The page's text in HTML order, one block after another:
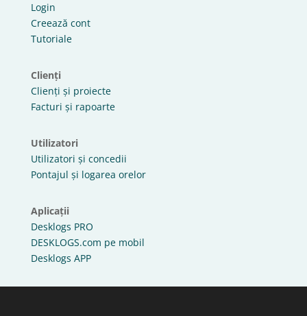
Login
Creează cont
Tutoriale
Clienți
Clienți și proiecte
Facturi și rapoarte
Utilizatori
Utilizatori și concedii
Pontajul și logarea orelor
Aplicații
Desklogs PRO
DESKLOGS.com pe mobil
Desklogs APP